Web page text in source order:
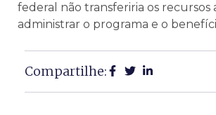
federal não transferiria os recursos
administrar o programa e o
Compartilhe: